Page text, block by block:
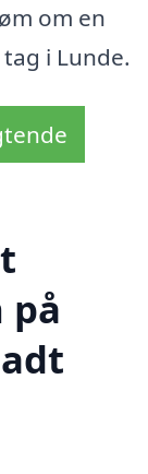
om en
i Lunde.
på